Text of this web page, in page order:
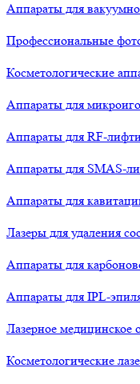
Аппараты для
Профессиональные
Косметологические
Аппараты для
Аппараты для RF-
Аппараты для SMAS-
Аппараты для
Лазеры для удаления
Аппараты для
Аппараты для IPL-
Лазерное медицинское
Косметологические